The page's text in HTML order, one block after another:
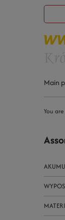
Main
You